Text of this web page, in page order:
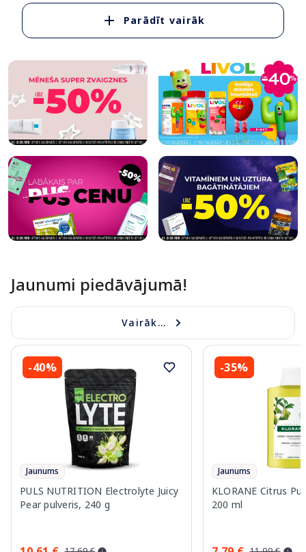
Parādīt vairāk
Jaunumi piedāvājumā!
Vairāk...
-40%
Jaunums
PULS NUTRITION Electrolyte Juicy
Pear pulveris, 240 g
-35%
Jaunums
KLORANE Citrus
200 ml